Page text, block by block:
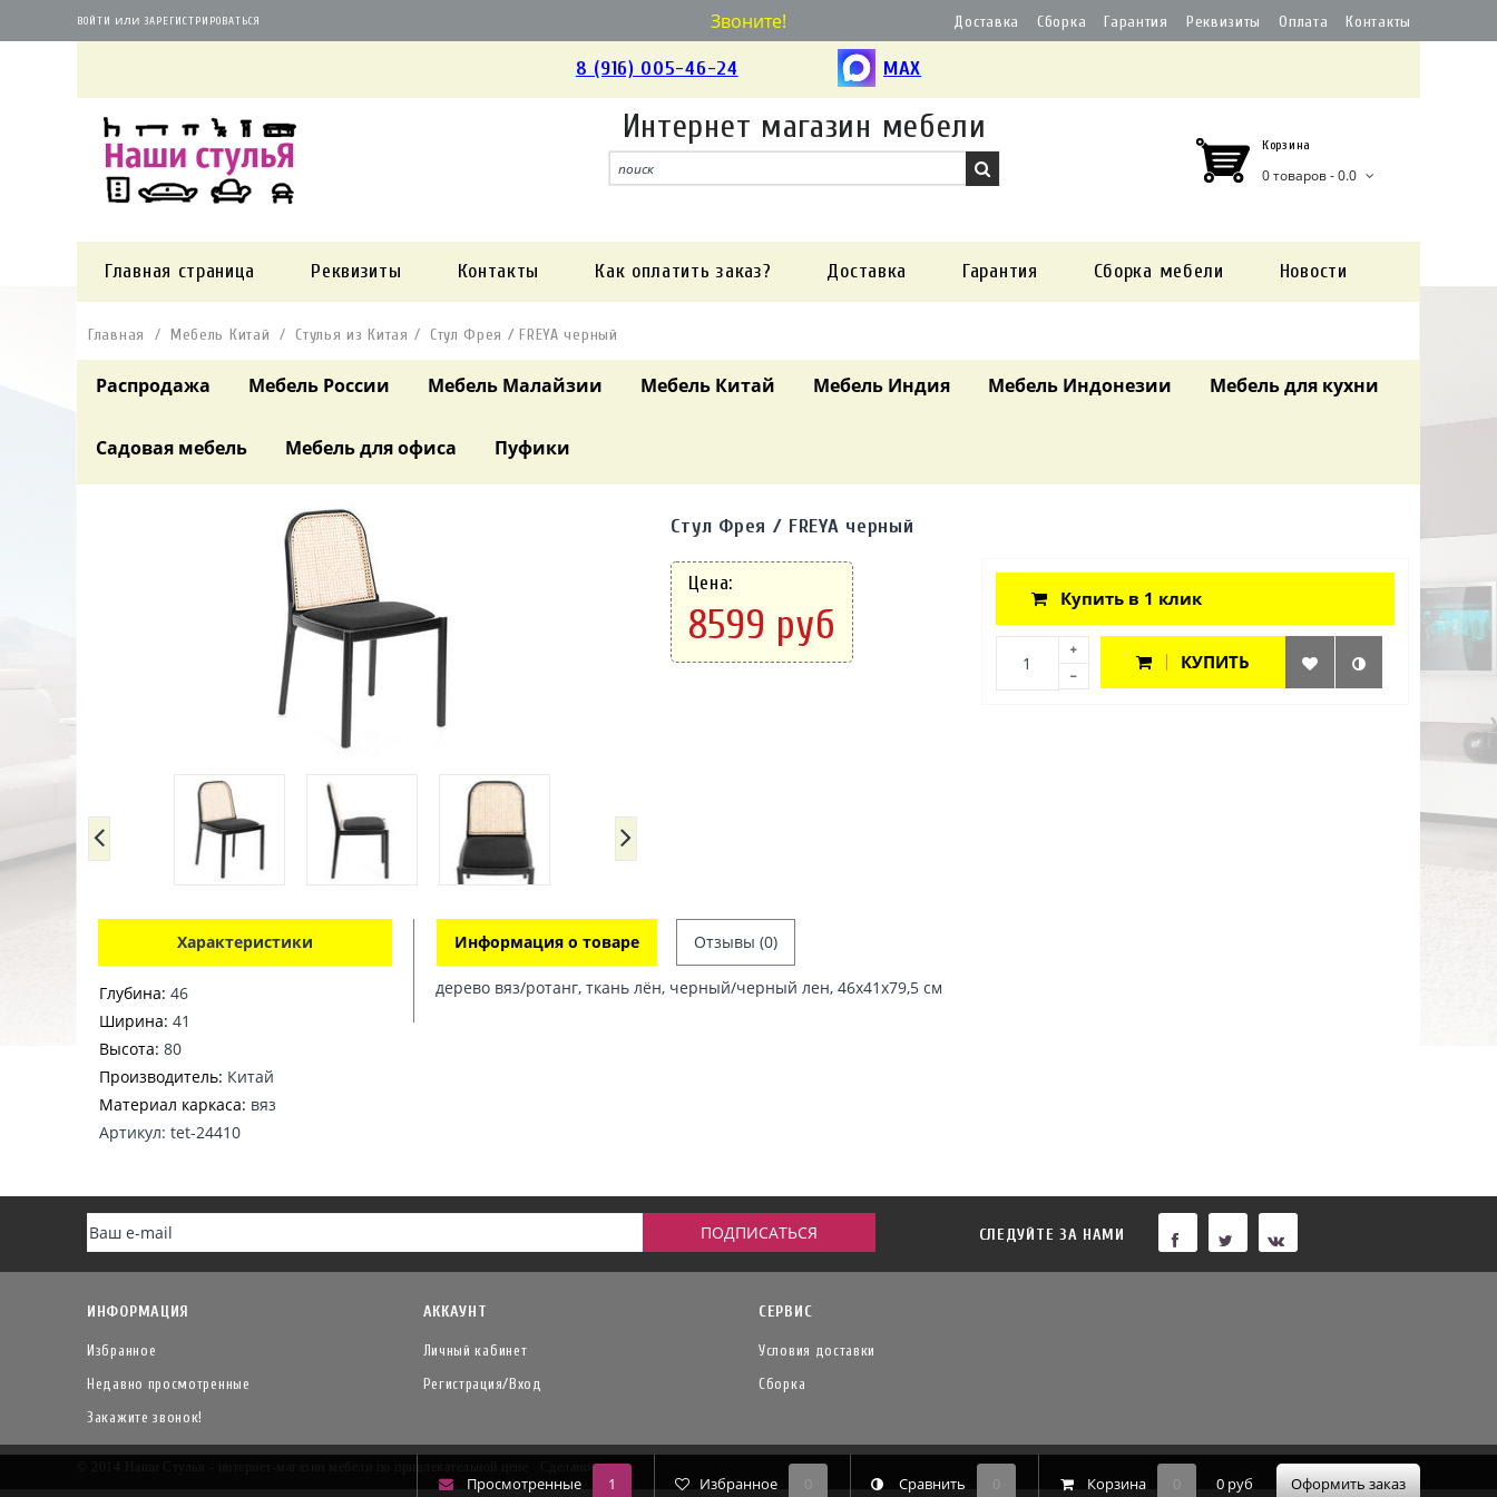
Звоните!
ВОЙТИ или ЗАРЕГИСТРИРОВАТЬСЯ Доставка Сборка Гарантия Реквизиты Оплата Контакты
8 (916) 005-46-24 MAX
Интернет магазин мебели Корзина
0 товаров - 0.0
Главная страница Реквизиты Контакты Как оплатить заказ? Доставка Гарантия Сборка мебели Новости
Главная Мебель Китай Стулья из Китая Стул Фрея / FREYA черный
Распродажа Мебель России Мебель Малайзии Мебель Китай Мебель Индия Мебель Индонезии Мебель для кухни
Садовая мебель Мебель для офиса Пуфики
Стул Фрея / FREYA черный
Цена:
8599 руб
Купить в 1 клик
КУПИТЬ
Характеристики
Глубина: 46
Ширина: 41
Высота: 80
Производитель: Китай
Материал каркаса: вяз
Артикул: tet-24410
Информация о товаре Отзывы (0)
дерево вяз/ротанг, ткань лён, черный/черный лен, 46х41х79,5 см
СЛЕДУЙТЕ ЗА НАМИ
Корзина 0 руб Оформить заказ
Сравнить
Избранное
Просмотренные 1
ИНФОРМАЦИЯ
Избранное
Недавно просмотренные
Закажите звонок!
АККАУНТ
Личный кабинет
Регистрация/Вход
СЕРВИС
Условия доставки
Сборка
Сделано вInsales-Booster